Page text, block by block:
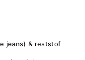
jeans) & reststof